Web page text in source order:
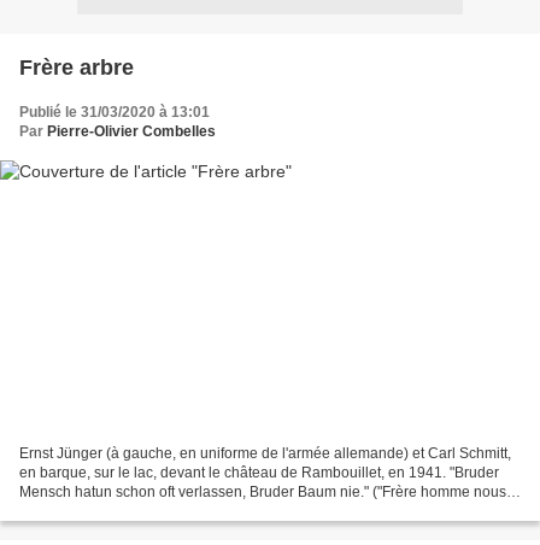
Frère arbre
Publié le 31/03/2020 à 13:01
Par Pierre-Olivier Combelles
Ernst Jünger (à gauche, en uniforme de l'armée allemande) et Carl Schmitt,
en barque, sur le lac, devant le château de Rambouillet, en 1941. "Bruder
Mensch hatun schon oft verlassen, Bruder Baum nie." ("Frère homme nous a